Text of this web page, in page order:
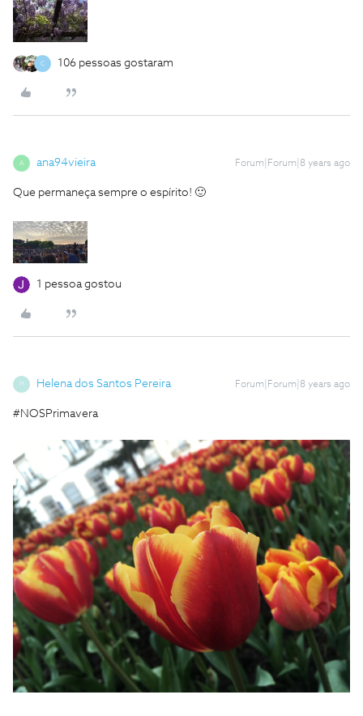
C 106 pessoas gostaram
A ana94vieira Forum|Forum|8 years ago
Que permaneça sempre o espírito! 🙂
1 pessoa gostou
Helena dos Santos Pereira Forum|Forum|8 years ago
#NOSPrimavera